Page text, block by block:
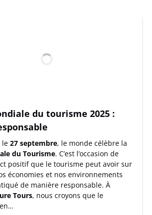
du tourisme 2025 :
le 27 septembre, le monde célèbre la
du Tourisme. C’est l’occasion de
positif que le tourisme peut avoir sur
économies et nos environnements
de manière responsable. À
Tours, nous croyons que le